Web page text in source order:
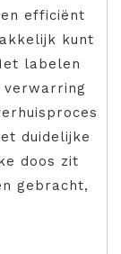
efficiënt
kunt
labelen
verwarring
duidelijke
doos zit
gebracht,